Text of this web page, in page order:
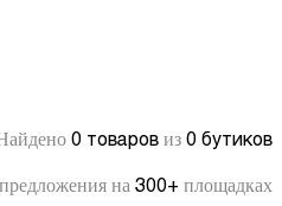
0 товаров из 0 бутиков
на 300+ площадках